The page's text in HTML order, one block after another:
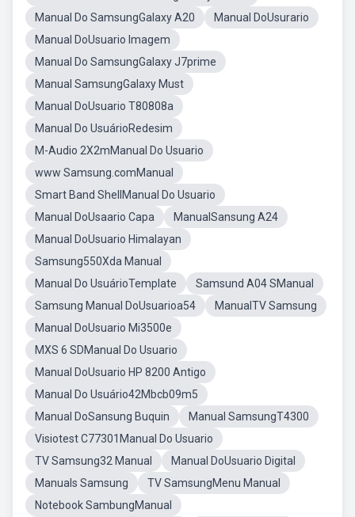
Manual Do SamsungGalaxy A20
Manual DoUsurario
Manual DoUsuario Imagem
Manual Do SamsungGalaxy J7prime
Manual SamsungGalaxy Must
Manual DoUsuario T80808a
Manual Do UsuárioRedesim
M-Audio 2X2mManual Do Usuario
www Samsung.comManual
Smart Band ShellManual Do Usuario
Manual DoUsaario Capa
ManualSansung A24
Manual DoUsuario Himalayan
Samsung550Xda Manual
Manual Do UsuárioTemplate
Samsund A04 SManual
Samsung Manual DoUsuarioa54
ManualTV Samsung
Manual DoUsuario Mi3500e
MXS 6 SDManual Do Usuario
Manual DoUsuario HP 8200 Antigo
Manual Do Usuário42Mbcb09m5
Manual DoSansung Buquin
Manual SamsungT4300
Visiotest C77301Manual Do Usuario
TV Samsung32 Manual
Manual DoUsuario Digital
Manuals Samsung
TV SamsungMenu Manual
Notebook SambungManual